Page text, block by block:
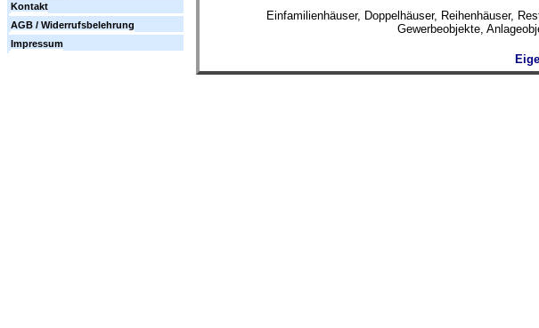
Einfamilienhäuser, Doppelhäuser, Reihenhäuser,
Gewerbeobjekte,
Kontakt
AGB / Widerrufsbelehrung
Impressum